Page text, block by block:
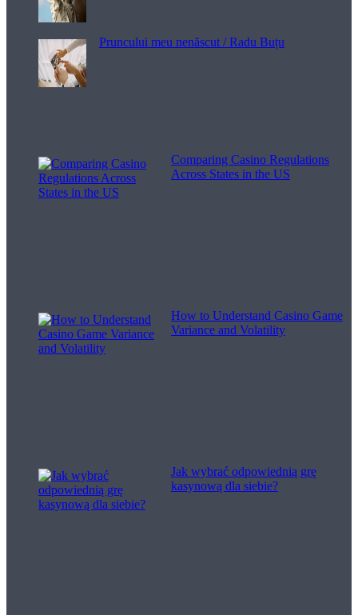
Pruncului meu nenăscut / Radu Buțu
Comparing Casino Regulations
Across States in the US
How to Understand Casino Game
Variance and Volatility
Jak wybrać odpowiednią grę
kasynową dla siebie?